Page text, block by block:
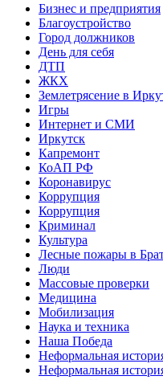
Бизнес и предприятия
Благоустройство
Город должников
День для себя
ДТП
ЖКХ
Землетрясение в
Игры
Интернет и СМИ
Иркутск
Капремонт
КоАП РФ
Коронавирус
Коррупция
Коррупция
Криминал
Культура
Лесные пожары в
Люди
Массовые проверки
Медицина
Мобилизация
Наука и техника
Наша Победа
Неформальная
Неформальная